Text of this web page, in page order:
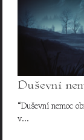
Duševní
“Duševní nemoc
v…